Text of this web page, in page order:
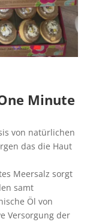
Minute
von natürlichen
das die Haut
Meersalz sorgt
samt
Öl von
Versorgung der